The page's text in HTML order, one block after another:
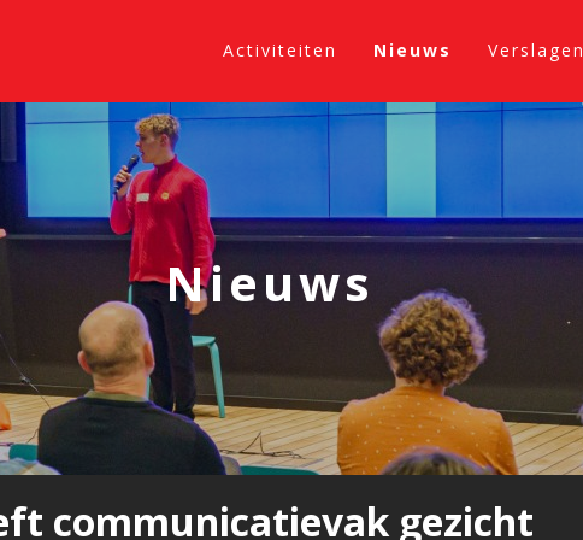
Activiteiten Nieuws Verslagen
Nieuws
communicatievak gezicht